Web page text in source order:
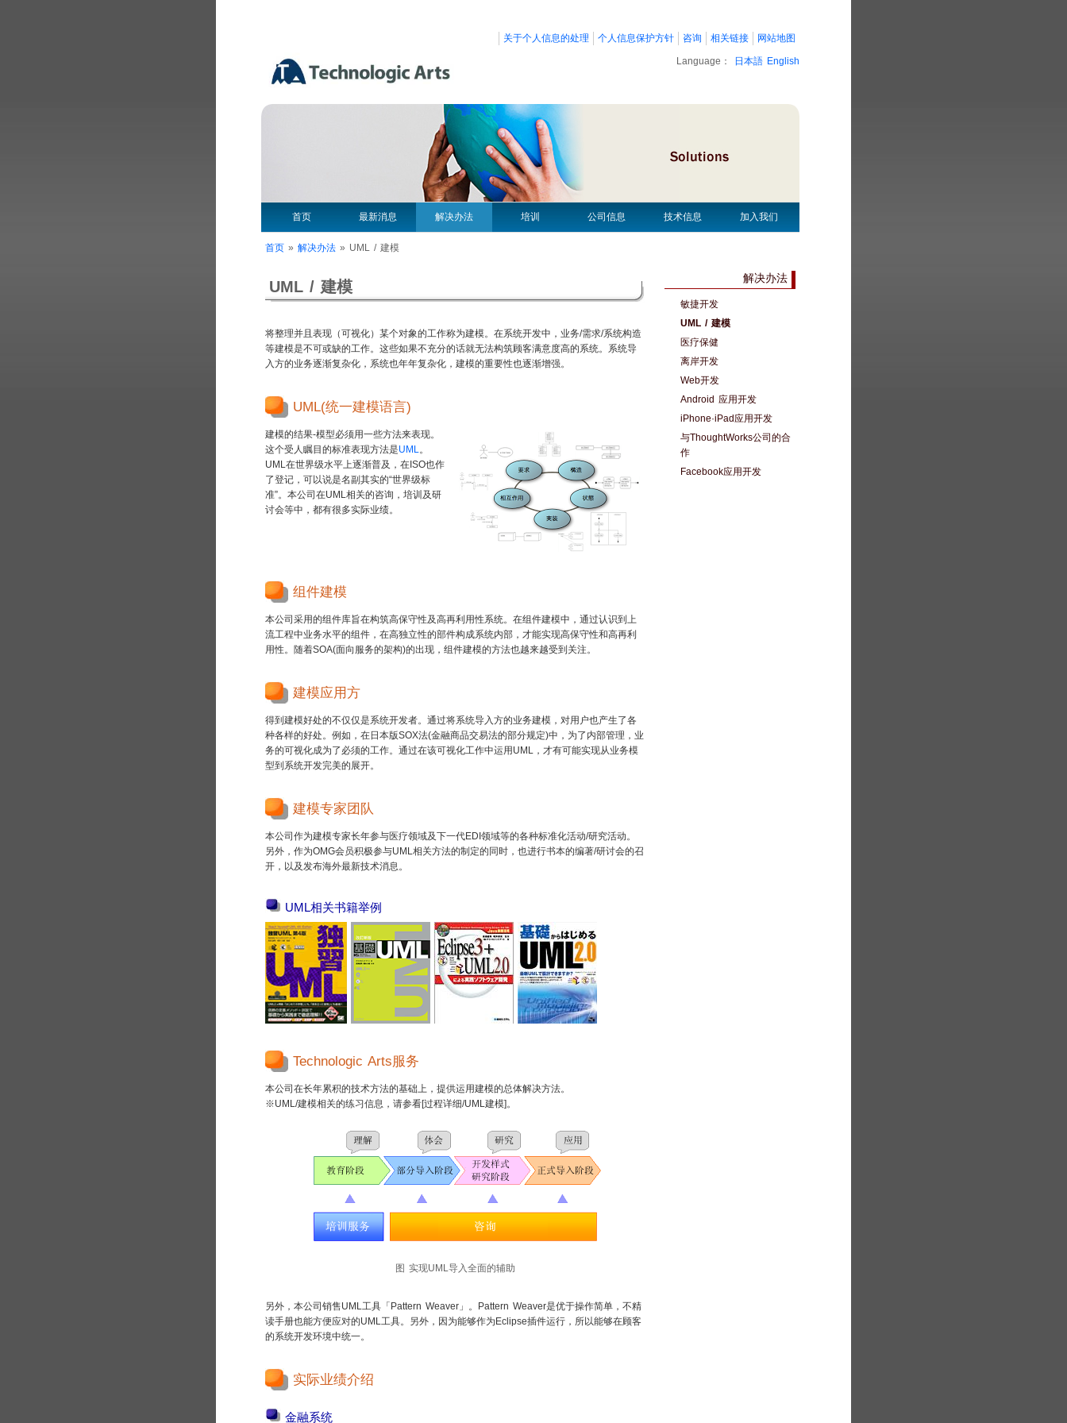
关于个人信息的处理 个人信息保护方针 咨询 相关链接 网站地图
Language： 日本語 English
首页 最新消息 解决办法 培训 公司信息 技术信息 加入我们
首页 » 解决办法 » UML / 建模
解决办法
敏捷开发
UML / 建模
医疗保健
离岸开发
Web开发
Android 应用开发
iPhone·iPad应用开发
与ThoughtWorks公司的合
作
Facebook应用开发
UML / 建模
将整理并且表现（可视化）某个对象的工作称为建模。在系统开发中，业务/需求/系统构造
等建模是不可或缺的工作。这些如果不充分的话就无法构筑顾客满意度高的系统。系统导
入方的业务逐渐复杂化，系统也年年复杂化，建模的重要性也逐渐增强。
UML(统一建模语言)
建模的结果-模型必须用一些方法来表现。
这个受人瞩目的标准表现方法是UML。
UML在世界级水平上逐渐普及，在ISO也作
了登记，可以说是名副其实的“世界级标
准”。本公司在UML相关的咨询，培训及研
讨会等中，都有很多实际业绩。
组件建模
本公司采用的组件库旨在构筑高保守性及高再利用性系统。在组件建模中，通过认识到上
流工程中业务水平的组件，在高独立性的部件构成系统内部，才能实现高保守性和高再利
用性。随着SOA(面向服务的架构)的出现，组件建模的方法也越来越受到关注。
建模应用方
得到建模好处的不仅仅是系统开发者。通过将系统导入方的业务建模，对用户也产生了各
种各样的好处。例如，在日本版SOX法(金融商品交易法的部分规定)中，为了内部管理，业
务的可视化成为了必须的工作。通过在该可视化工作中运用UML，才有可能实现从业务模
型到系统开发完美的展开。
建模专家团队
本公司作为建模专家长年参与医疗领域及下一代EDI领域等的各种标准化活动/研究活动。
另外，作为OMG会员积极参与UML相关方法的制定的同时，也进行书本的编著/研讨会的召
开，以及发布海外最新技术消息。
UML相关书籍举例
Technologic Arts服务
本公司在长年累积的技术方法的基础上，提供运用建模的总体解决方法。
※UML/建模相关的练习信息，请参看[过程详细/UML建模]。
图 实现UML导入全面的辅助
另外，本公司销售UML工具「 Pattern Weaver」。Pattern Weaver是优于操作简单，不精
读手册也能方便应对的UML工具。另外，因为能够作为Eclipse插件运行，所以能够在顾客
的系统开发环境中统一。
实际业绩介绍
金融系统